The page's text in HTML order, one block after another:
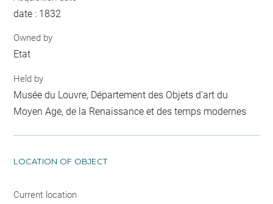
date : 1832
Owned by
Etat
Held by
Musée du Louvre, Département des Objets d'art du
Moyen Age, de la Renaissance et des temps modernes
LOCATION OF OBJECT
Current location